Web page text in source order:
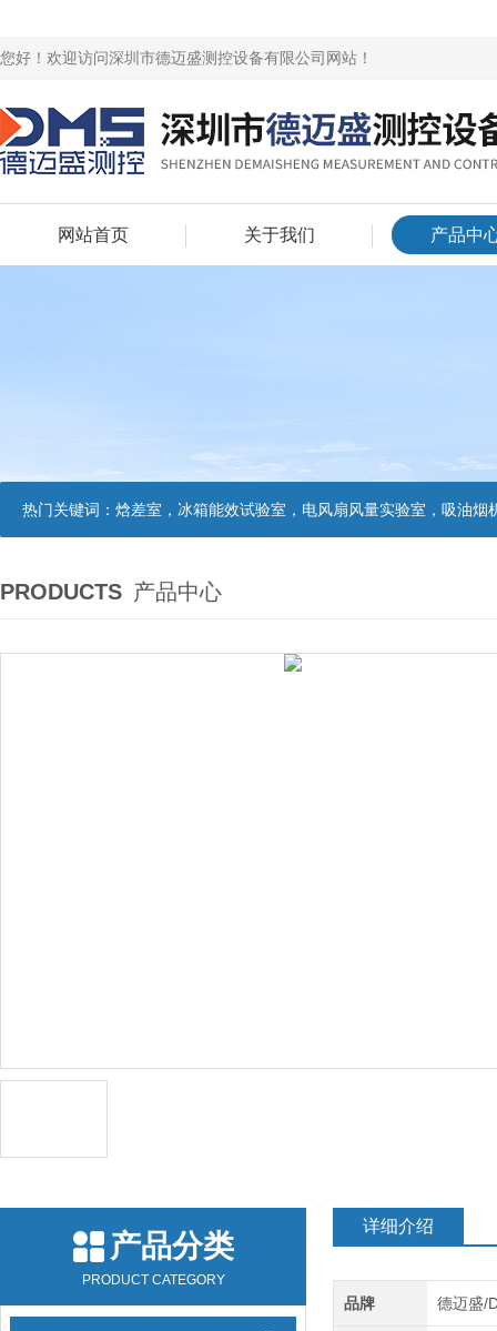
您好！欢迎访问深圳市德迈盛测控设备有限公司网站！
网站首页 关于我们 产品中
热门关键词： 焓差室，冰箱能效试验室，电风扇风量实验室，吸油烟机油脂分离度试验装置，吸油烟机空气性能试验装置，吸油烟机气味
PRODUCTS 产品中心
产品分类
PRODUCT CATEGORY
详细介绍
品牌 德迈盛/